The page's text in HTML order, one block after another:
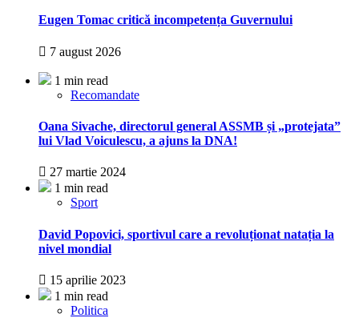
Eugen Tomac critică incompetența Guvernului
7 august 2026
1 min read
Recomandate
Oana Sivache, directorul general ASSMB și „protejata”
lui Vlad Voiculescu, a ajuns la DNA!
27 martie 2024
1 min read
Sport
David Popovici, sportivul care a revoluționat natația la
nivel mondial
15 aprilie 2023
1 min read
Politica